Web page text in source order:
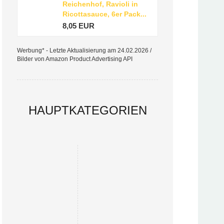
Reichenhof, Ravioli in
Ricottasauce, 6er Pack...
8,05 EUR
Werbung* - Letzte Aktualisierung am 24.02.2026 /
Bilder von Amazon Product Advertising API
HAUPTKATEGORIEN